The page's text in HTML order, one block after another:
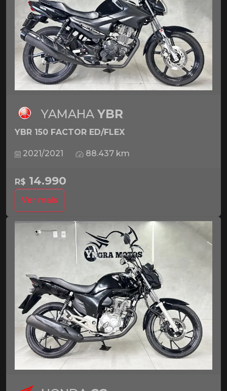
YAMAHA YBR
YBR 150 FACTOR ED/FLEX
2021/2021 88.437 km
R$ 14.990
Ver mais